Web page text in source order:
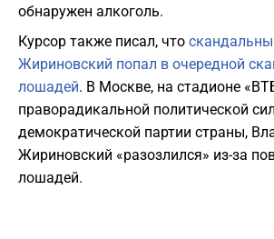
обнаружен алкоголь.
Курсор также писал, что
Жириновский попал в очередной
лошадей. В Москве, на стадионе
праворадикальной политической
демократической партии страны,
Жириновский «разозлился» из-за
лошадей.